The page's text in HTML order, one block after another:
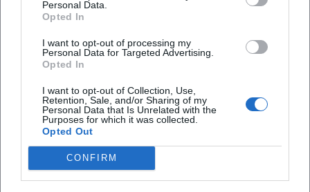
Personal Data.
Opted In
I want to opt-out of processing my
Personal Data for Targeted Advertising.
Opted In
I want to opt-out of Collection, Use,
Retention, Sale, and/or Sharing of my
Personal Data that Is Unrelated with the
Purposes for which it was collected.
Opted Out
CONFIRM